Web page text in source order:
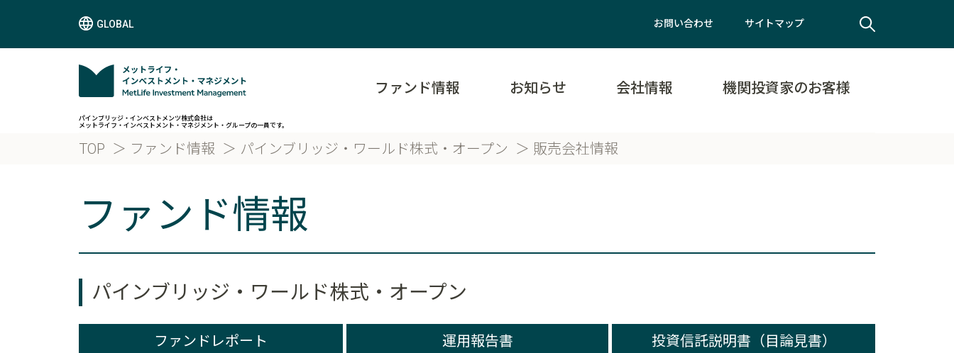
GLOBAL お問い合わせ サイトマップ
パインブリッジ・インベストメンツ株式会社は
メットライフ・インベストメント・マネジメント・グループの一員です。
ファンド情報 お知らせ 会社情報 機関投資家のお客様
TOP ファンド情報 パインブリッジ・ワールド株式・オープン 販売会社情報
ファンド情報
パインブリッジ・ワールド株式・オープン
ファンドレポート 運用報告書 投資信託説明書（目論見書）